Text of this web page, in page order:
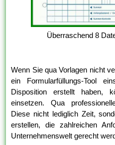
Überraschend 8
Wenn Sie qua Vorlagen nicht
ein Formularfüllungs-Tool
Disposition erstellt haben,
einsetzen. Qua
Diese nicht lediglich Zeit,
erstellen, die zahlreichen
Unternehmenswelt gerecht